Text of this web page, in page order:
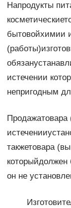
Напродукты
бытовойхимии
истечении
непригодным
такжетовара
которыйдолжен
он не